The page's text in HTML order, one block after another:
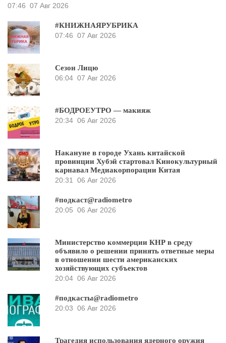
07:46 07 Авг 2026
#КНИЖНАЯРУБРИКА
07:46 07 Авг 2026
Сезон Лицю
06:04 07 Авг 2026
#БОДРОЕУТРО — макияж
20:34 06 Авг 2026
Накануне в городе Ухань китайской
провинции Хубэй стартовал Кинокультурный
карнавал Медиакорпорации Китая
20:31
06 Авг 2026
#подкаст@radiometro
20:05 06 Авг 2026
Министерство коммерции КНР в среду
объявило о решении принять ответные меры
в отношении шести американских
хозяйствующих субъектов
20:04 06 Авг 2026
#подкасты@radiometro
20:03 06 Авг 2026
Трагедия использования ядерного оружия